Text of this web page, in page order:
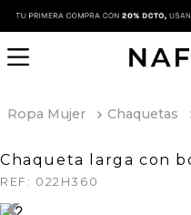
Ropa Mujer Chaquetas
Chaqueta larga con
REF: 022H360